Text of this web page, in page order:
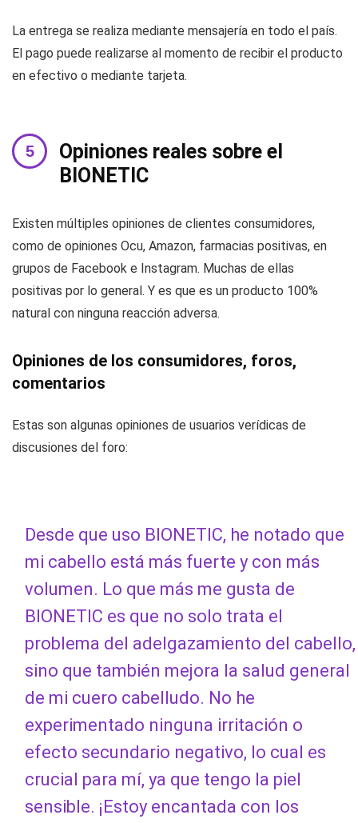
La entrega se realiza mediante mensajería en todo el país.
El pago puede realizarse al momento de recibir el producto
en efectivo o mediante tarjeta.
Opiniones reales sobre el
BIONETIC
Existen múltiples opiniones de clientes consumidores,
como de opiniones Ocu, Amazon, farmacias positivas, en
grupos de Facebook e Instagram. Muchas de ellas
positivas por lo general. Y es que es un producto 100%
natural con ninguna reacción adversa.
Opiniones de los consumidores, foros,
comentarios
Estas son algunas opiniones de usuarios verídicas de
discusiones del foro:
Desde que uso BIONETIC, he notado que
mi cabello está más fuerte y con más
volumen. Lo que más me gusta de
BIONETIC es que no solo trata el
problema del adelgazamiento del cabello,
sino que también mejora la salud general
de mi cuero cabelludo. No he
experimentado ninguna irritación o
efecto secundario negativo, lo cual es
crucial para mí, ya que tengo la piel
sensible. ¡Estoy encantada con los